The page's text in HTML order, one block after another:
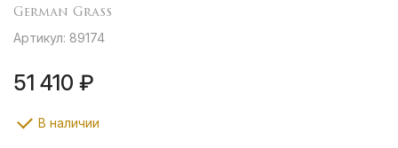
German Grass
Артикул: 89174
51 410 ₽
В наличии